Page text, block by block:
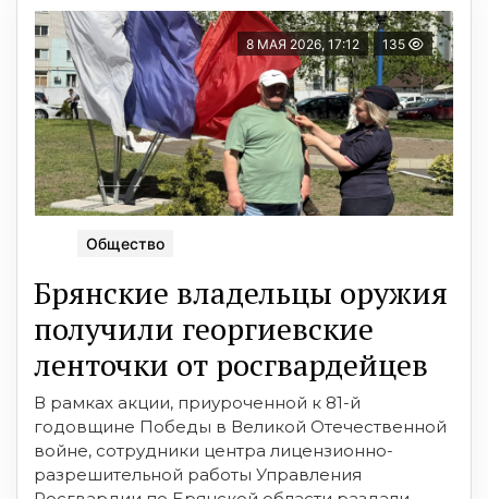
8 МАЯ 2026, 17:12 135
Общество
Брянские владельцы оружия
получили георгиевские
ленточки от росгвардейцев
В рамках акции, приуроченной к 81-й
годовщине Победы в Великой Отечественной
войне, сотрудники центра лицензионно-
разрешительной работы Управления